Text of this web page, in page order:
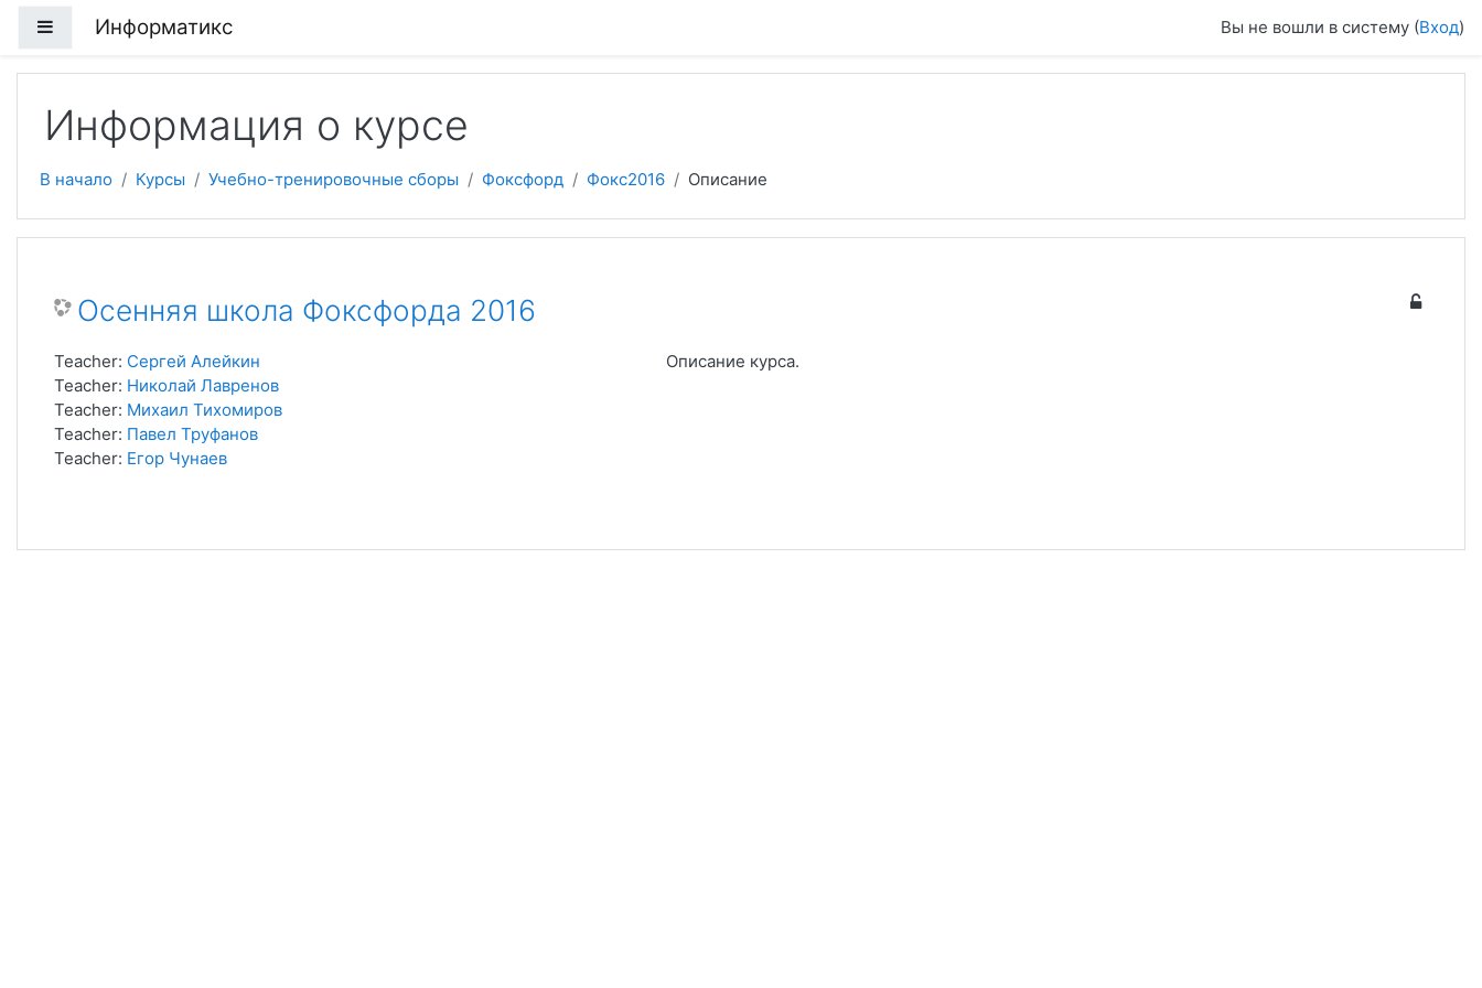
Боковая панель
Информатикс Вы не вошли в систему (Вход)
Информация о курсе
В начало Курсы Учебно-тренировочные сборы Фоксфорд Фокс2016 Описание
Осенняя школа Фоксфорда 2016
Описание курса.
Teacher: Сергей Алейкин
Teacher: Николай Лавренов
Teacher: Михаил Тихомиров
Teacher: Павел Труфанов
Teacher: Егор Чунаев